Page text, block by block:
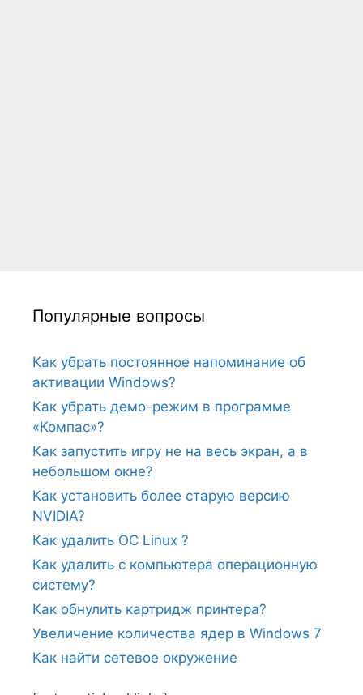
Популярные вопросы
Как убрать постоянное напоминание об
активации Windows?
Как убрать демо-режим в программе
«Компас»?
Как запустить игру не на весь экран, а в
небольшом окне?
Как установить более старую версию
NVIDIA?
Как удалить ОС Linux ?
Как удалить с компьютера операционную
систему?
Как обнулить картридж принтера?
Увеличение количества ядер в Windows 7
Как найти сетевое окружение